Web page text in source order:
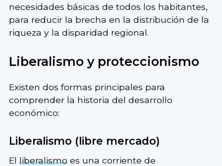
necesidades básicas de todos los habitantes,
para reducir la brecha en la distribución de la
riqueza y la disparidad regional.
Liberalismo y proteccionismo
Existen dos formas principales para
comprender la historia del desarrollo
económico:
Liberalismo (libre mercado)
Elliberalismoes una corriente de